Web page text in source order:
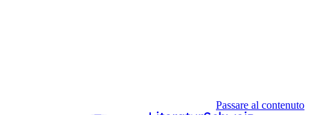
Passare al contenuto